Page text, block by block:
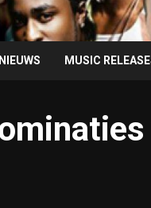
MUSIC